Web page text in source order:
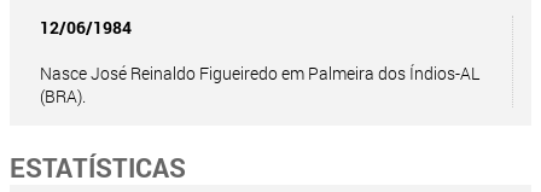
12/06/1984
Nasce José Reinaldo Figueiredo em Palmeira dos Índios-AL
(BRA).
ESTATÍSTICAS